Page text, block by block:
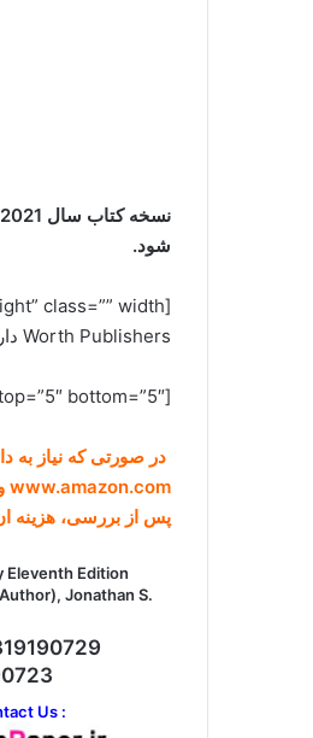
شود.
Worth Publishers دارید با ما مکاتبه کنید.[/box]
[divider style=”dashed” top=”5″ bottom=”5″]
در صورتی که نیاز به
www.amazon.com و یا books.google.com برای ما ارسال کنید (راههای ارتباطی در صفحه
پس از بررسی، هزینه
Eleventh Edition
Jonathan S.
Us :